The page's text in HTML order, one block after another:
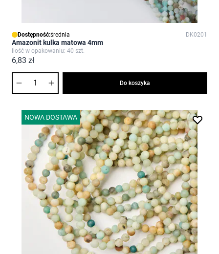
Dostępność:średnia DK0201
Amazonit kulka matowa 4mm
Ilość w opakowaniu: 40 szt.
6,83 zł
Do koszyka
NOWA DOSTAWA